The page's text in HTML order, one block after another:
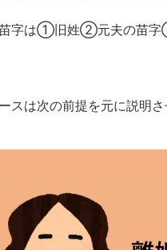
字は①旧姓②元夫の苗字③
スは次の前提を元に説明さ